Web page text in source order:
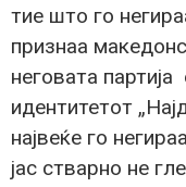
тие што го
признаа
неговата
идентитетот
највеќе го
јас стварно не